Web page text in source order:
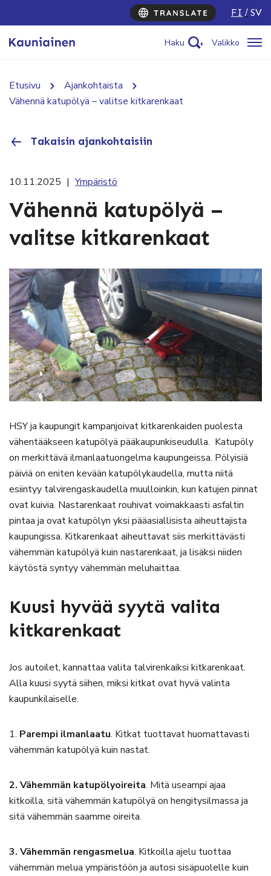
FI SV
Haku Valikko
Etusivu
Ajankohtaista
Vähennä katupölyä – valitse kitkarenkaat
Takaisin ajankohtaisiin
10.11.2025 | Ympäristö
Vähennä katupölyä –
valitse kitkarenkaat
HSY ja kaupungit kampanjoivat kitkarenkaiden puolesta
vähentääkseen katupölyä pääkaupunkiseudulla. Katupöly
on merkittävä ilmanlaatuongelma kaupungeissa. Pölyisiä
päiviä on eniten kevään katupölykaudella, mutta niitä
esiintyy talvirengaskaudella muulloinkin, kun katujen pinnat
ovat kuivia. Nastarenkaat rouhivat voimakkaasti asfaltin
pintaa ja ovat katupölyn yksi pääasiallisista aiheuttajista
kaupungissa. Kitkarenkaat aiheuttavat siis merkittävästi
vähemmän katupölyä kuin nastarenkaat, ja lisäksi niiden
käytöstä syntyy vähemmän meluhaittaa.
Kuusi hyvää syytä valita
kitkarenkaat
Jos autoilet, kannattaa valita talvirenkaiksi kitkarenkaat.
Alla kuusi syytä siihen, miksi kitkat ovat hyvä valinta
kaupunkilaiselle.
1. Parempi ilmanlaatu. Kitkat tuottavat huomattavasti
vähemmän katupölyä kuin nastat.
2. Vähemmän katupölyoireita. Mitä useampi ajaa
kitkoilla, sitä vähemmän katupölyä on hengitysilmassa ja
sitä vähemmän saamme oireita.
3. Vähemmän rengasmelua. Kitkoilla ajelu tuottaa
vähemmän melua ympäristöön ja autosi sisäpuolelle kuin